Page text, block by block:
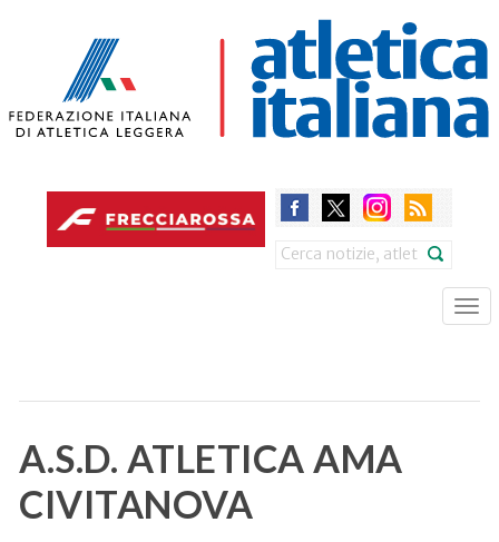
Search
A.S.D. ATLETICA AMA
CIVITANOVA